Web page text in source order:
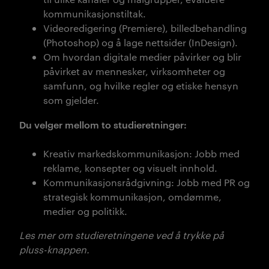
kommunikasjonstiltak.
Videoredigering (Premiere), billedbehandling
(Photoshop) og å lage nettsider (InDesign).
Om hvordan digitale medier påvirker og blir
påvirket av mennesker, virksomheter og
samfunn, og hvilke regler og etiske hensyn
som gjelder.
Du velger mellom to studieretninger:
Kreativ markedskommunikasjon: Jobb med
reklame, konsepter og visuelt innhold.
Kommunikasjonsrådgivning: Jobb med PR og
strategisk kommunikasjon, omdømme,
medier og politikk.
Les mer om studieretningene ved å trykke på
pluss-knappen.